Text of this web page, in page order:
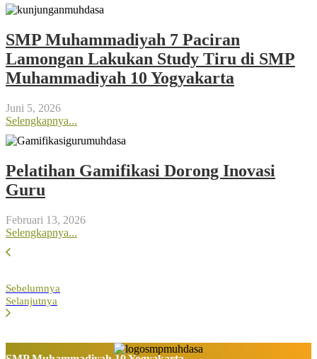
SMP Muhammadiyah 7 Paciran
Lamongan Lakukan Study Tiru di SMP
Muhammadiyah 10 Yogyakarta
Juni 5, 2026
Selengkapnya...
Pelatihan Gamifikasi Dorong Inovasi
Guru
Februari 13, 2026
Selengkapnya...
Sebelumnya
Selanjutnya